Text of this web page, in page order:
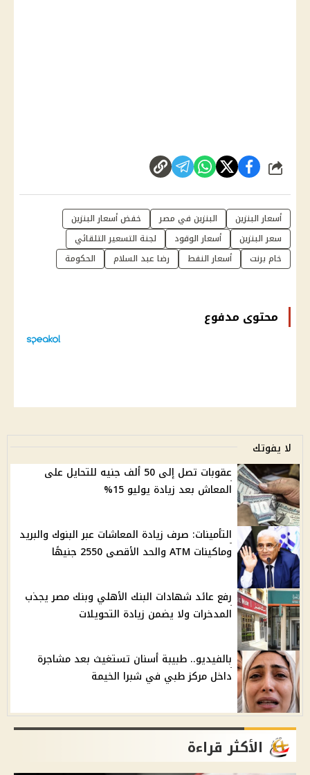
شارك
أسعار البنزين البنزين في مصر
خفض أسعار البنزين
سعر البنزين
أسعار الوقود
لجنة التسعير التلقائي
خام برنت
أسعار النفط رضا عبد السلام الحكومة
محتوى مدفوع
لا يفوتك
عقوبات تصل إلى 50 ألف جنيه للتحايل على
المعاش بعد زيادة يوليو 15%
التأمينات: صرف زيادة المعاشات عبر البنوك والبريد
وماكينات ATM والحد الأقصى 2550 جنيهًا
رفع عائد شهادات البنك الأهلي وبنك مصر يجذب
المدخرات ولا يضمن زيادة التحويلات
بالفيديو.. طبيبة أسنان تستغيث بعد مشاجرة
داخل مركز طبي في شبرا الخيمة
الأكثر قراءة